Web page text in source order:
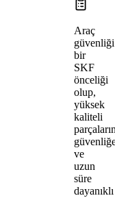
Araç
güvenliği
bir
SKF
önceliği
olup,
yüksek
kaliteli
ve
uzun
süre
dayanıklı